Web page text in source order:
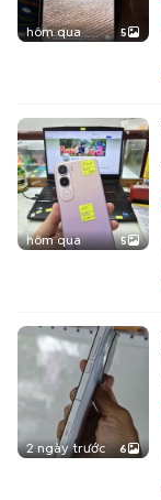
hôm qua 5
hôm qua 5
2 ngày trước 6